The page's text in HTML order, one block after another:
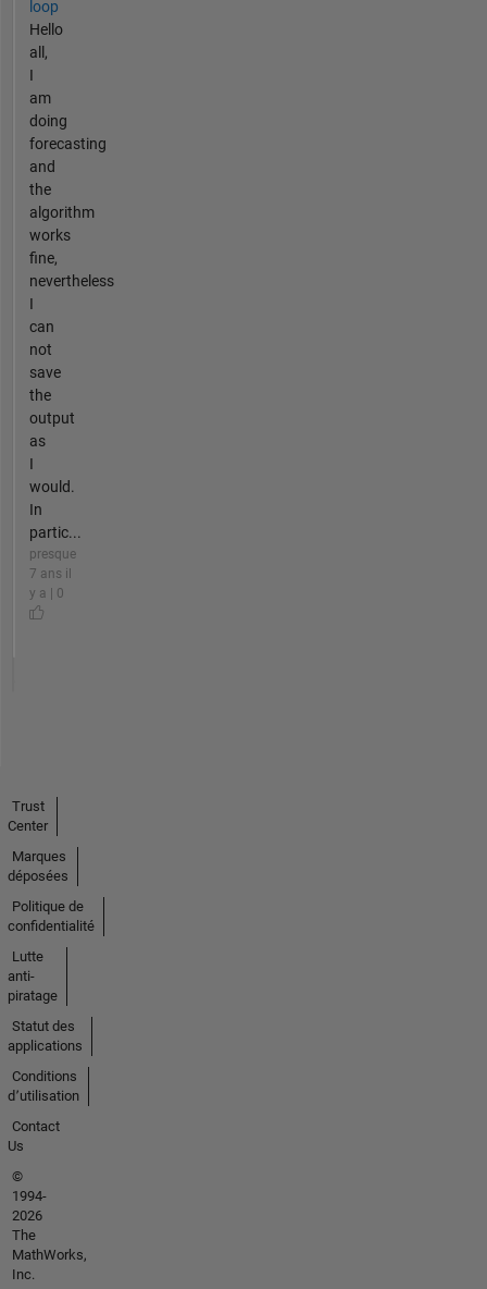
loop
Hello
all,
I
am
doing
forecasting
and
the
algorithm
works
fine,
nevertheless
I
can
not
save
the
output
as
I
would.
In
partic...
presque
7 ans il
y a | 0
Trust
Center
Marques
déposées
Politique de
confidentialité
Lutte
anti-
piratage
Statut des
applications
Conditions
d՚utilisation
Contact
Us
©
1994-
2026
The
MathWorks,
Inc.